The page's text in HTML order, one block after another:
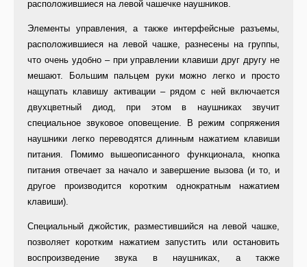
расположившиеся на левой чашечке наушников.
Элементы управления, а также интерфейсные разъемы,
расположившиеся на левой чашке, разнесены на группы,
что очень удобно – при управлении клавиши друг другу не
мешают. Большим пальцем руки можно легко и просто
нащупать клавишу активации – рядом с ней включается
двухцветный диод, при этом в наушниках звучит
специальное звуковое оповещение. В режим сопряжения
наушники легко переводятся длинным нажатием клавиши
питания. Помимо вышеописанного функционала, кнопка
питания отвечает за начало и завершение вызова (и то, и
другое производится коротким однократным нажатием
клавиши).
Специальный джойстик, разместившийся на левой чашке,
позволяет коротким нажатием запустить или остановить
воспроизведение звука в наушниках, а также